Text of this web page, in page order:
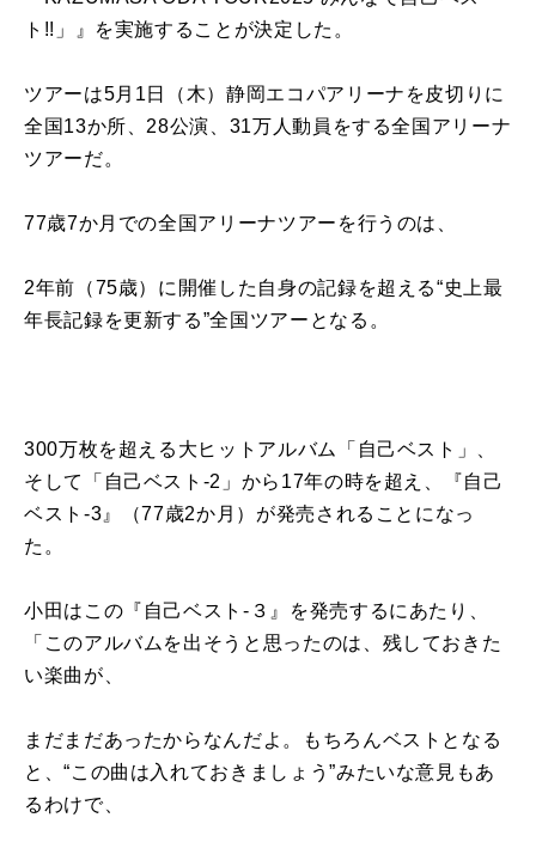
ト!!」』を実施することが決定した。
ツアーは5月1日（木）静岡エコパアリーナを皮切りに
全国13か所、28公演、31万人動員をする全国アリーナ
ツアーだ。
77歳7か月での全国アリーナツアーを行うのは、
2年前（75歳）に開催した自身の記録を超える“史上最
年長記録を更新する”全国ツアーとなる。
300万枚を超える大ヒットアルバム「自己ベスト」、
そして「自己ベスト-2」から17年の時を超え、『自己
ベスト-3』（77歳2か月）が発売されることになっ
た。
小田はこの『自己ベスト-３』を発売するにあたり、
「このアルバムを出そうと思ったのは、残しておきた
い楽曲が、
まだまだあったからなんだよ。もちろんベストとなる
と、“この曲は入れておきましょう”みたいな意見もあ
るわけで、